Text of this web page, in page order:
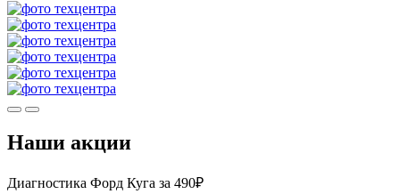
Наши акции
Диагностика Форд Куга за 490₽